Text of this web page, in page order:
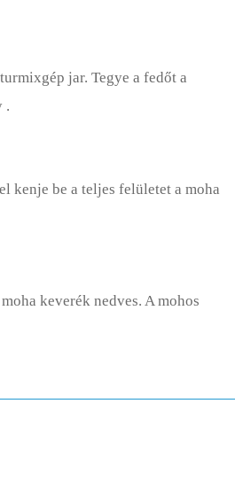
jar. Tegye a fedőt a
.
kenje be a teljes felületet a moha
keverék nedves. A mohos